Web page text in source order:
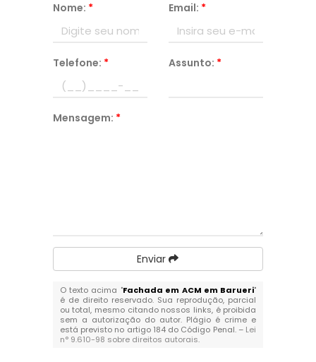
Nome: * Email: *
Telefone: * Assunto: *
Mensagem: *
Enviar
O texto acima "Fachada em ACM em Barueri"
é de direito reservado. Sua reprodução, parcial
ou total, mesmo citando nossos links, é proibida
sem a autorização do autor. Plágio é crime e
está previsto no artigo 184 do Código Penal. – Lei
n° 9.610-98 sobre direitos autorais.